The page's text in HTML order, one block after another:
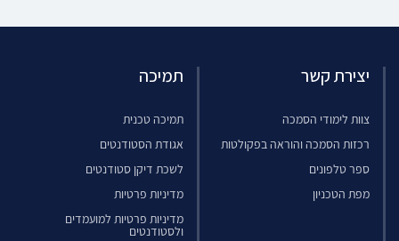
יצירת קשר
צוות לימודי הסמכה
רכזות הסמכה והוראה בפקולטות
ספר טלפונים
מפת הטכניון
תמיכה
תמיכה טכנית
אגודת הסטודנטים
לשכת דיקן סטודנטים
מדיניות פרטיות
מדיניות פרטיות למועמדים
ולסטודנטים